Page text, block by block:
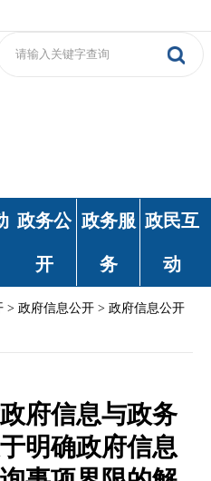
政务公
开
政务服
务
政民互
动
> 政府信息公开 > 政府信息公开
府信息与政务
明确政府信息